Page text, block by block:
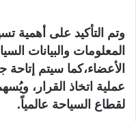
وتم التأكيد على أهمية
المعلومات والبيانات
الأعضاء،كما سيتم إتاحة
عملية اتخاذ القرار،
لقطاع السياحة عالمياً.